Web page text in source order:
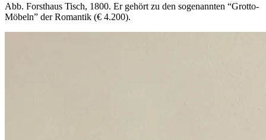
Abb. Forsthaus Tisch, 1800. Er gehört zu den sogenannten “Grotto-
Möbeln” der Romantik (€ 4.200).